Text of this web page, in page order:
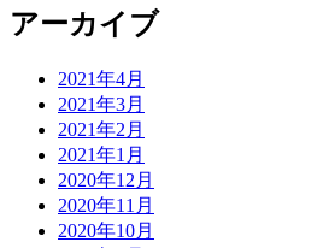
アーカイブ
2021年4月
2021年3月
2021年2月
2021年1月
2020年12月
2020年11月
2020年10月